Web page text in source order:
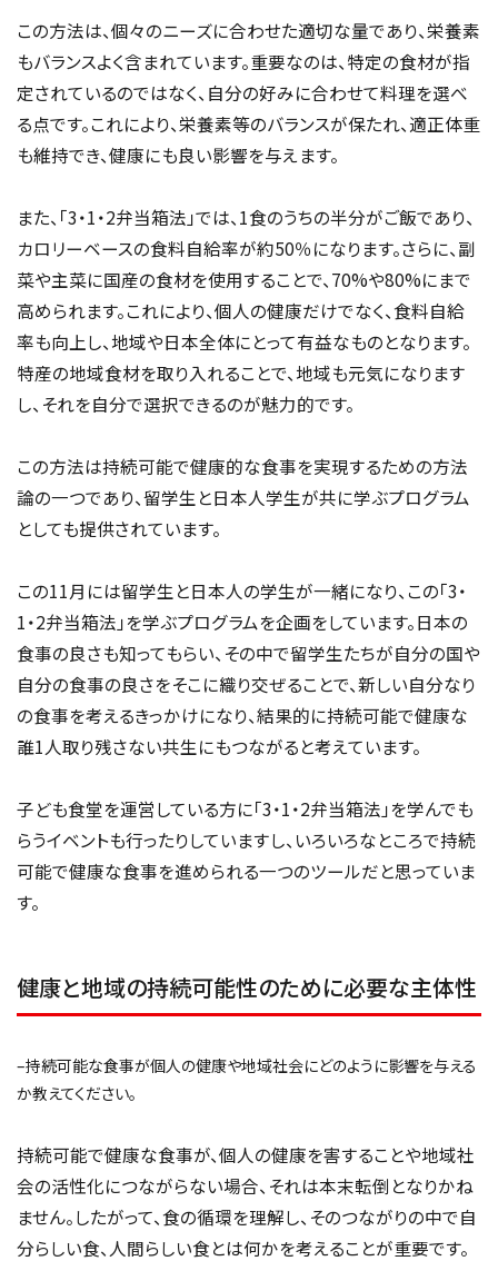
この方法は、個々のニーズに合わせた適切な量であり、栄養素
もバランスよく含まれています。重要なのは、特定の食材が指
定されているのではなく、自分の好みに合わせて料理を選べ
る点です。これにより、栄養素等のバランスが保たれ、適正体重
も維持でき、健康にも良い影響を与えます。
また、「3・1・2弁当箱法」では、1食のうちの半分がご飯であり、
カロリーベースの食料自給率が約50％になります。さらに、副
菜や主菜に国産の食材を使用することで、70%や80%にまで
高められます。これにより、個人の健康だけでなく、食料自給
率も向上し、地域や日本全体にとって有益なものとなります。
特産の地域食材を取り入れることで、地域も元気になります
し、それを自分で選択できるのが魅力的です。
この方法は持続可能で健康的な食事を実現するための方法
論の一つであり、留学生と日本人学生が共に学ぶプログラム
としても提供されています。
この11月には留学生と日本人の学生が一緒になり、この「3・
1・2弁当箱法」を学ぶプログラムを企画をしています。日本の
食事の良さも知ってもらい、その中で留学生たちが自分の国や
自分の食事の良さをそこに織り交ぜることで、新しい自分なり
の食事を考えるきっかけになり、結果的に持続可能で健康な
誰1人取り残さない共生にもつながると考えています。
子ども食堂を運営している方に「3・1・2弁当箱法」を学んでも
らうイベントも行ったりしていますし、いろいろなところで持続
可能で健康な食事を進められる一つのツールだと思っていま
す。
健康と地域の持続可能性のために必要な主体性
–持続可能な食事が個人の健康や地域社会にどのように影響を与える
か教えてください。
持続可能で健康な食事が、個人の健康を害することや地域社
会の活性化につながらない場合、それは本末転倒となりかね
ません。したがって、食の循環を理解し、そのつながりの中で自
分らしい食、人間らしい食とは何かを考えることが重要です。